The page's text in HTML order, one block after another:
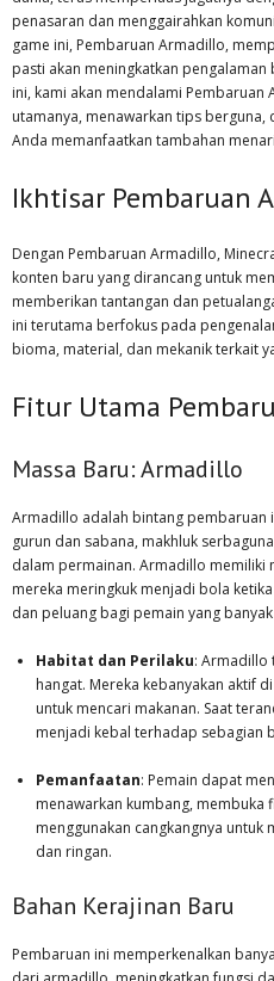
penasaran dan menggairahkan
game ini, Pembaruan Armadillo,
pasti akan meningkatkan
ini, kami akan mendalami
utamanya, menawarkan tips
Anda memanfaatkan tambahan
Ikhtisar Pembaruan
Dengan Pembaruan Armadillo,
konten baru yang dirancang untuk
memberikan tantangan dan
ini terutama berfokus pada
bioma, material, dan mekanik terkait
Fitur Utama
Massa Baru: Armadillo
Armadillo adalah bintang pembaruan
gurun dan sabana, makhluk
dalam permainan. Armadillo memiliki
mereka meringkuk menjadi bola
dan peluang bagi pemain yang
Habitat dan Perilaku: Armadillo
hangat. Mereka kebanyakan aktif
untuk mencari makanan. Saat
menjadi kebal terhadap sebagian
Pemanfaatan: Pemain dapat
menawarkan kumbang,
menggunakan cangkangnya
dan ringan.
Bahan Kerajinan Baru
Pembaruan ini memperkenalkan